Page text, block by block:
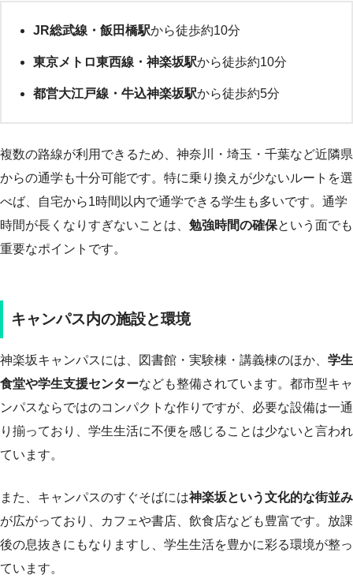
JR総武線・飯田橋駅から徒歩約10分
東京メトロ東西線・神楽坂駅から徒歩約10分
都営大江戸線・牛込神楽坂駅から徒歩約5分
複数の路線が利用できるため、神奈川・埼玉・千葉など近隣県
からの通学も十分可能です。特に乗り換えが少ないルートを選
べば、自宅から1時間以内で通学できる学生も多いです。通学
時間が長くなりすぎないことは、 勉強時間の確保という面でも
重要なポイントです。
キャンパス内の施設と環境
神楽坂キャンパスには、図書館・実験棟・講義棟のほか、 学生
食堂や学生支援センターなども整備されています。都市型キャ
ンパスならではのコンパクトな作りですが、必要な設備は一通
り揃っており、学生生活に不便を感じることは少ないと言われ
ています。
また、キャンパスのすぐそばには神楽坂という文化的な街並み
が広がっており、カフェや書店、飲食店なども豊富です。放課
後の息抜きにもなりますし、学生生活を豊かに彩る環境が整っ
ています。